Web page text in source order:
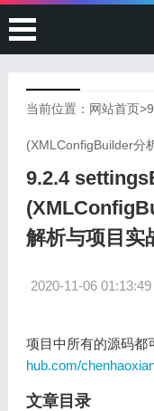
当前位置： 网站首页>
(XMLConfigBuilder分
9.2.4
解析与项目实
2020-11-06 01:13:49
项目中所有的源码都
hub.com/
文章目录